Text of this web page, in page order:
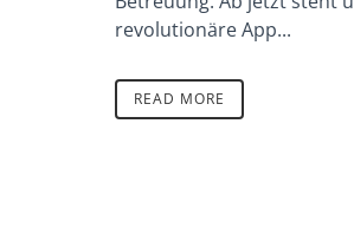
revolutionäre App...
READ MORE